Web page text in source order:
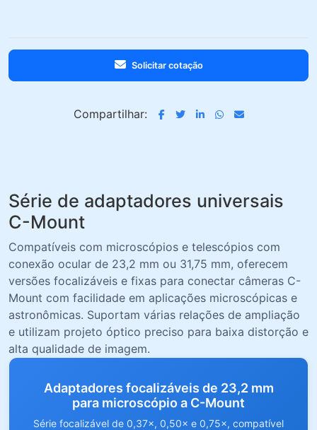
Solicitar cotação
Compartilhar:
Série de adaptadores universais
C-Mount
Compatíveis com microscópios e telescópios com
conexão ocular de 23,2 mm ou 31,75 mm, oferecem
versões focalizáveis e fixas para conectar câmeras C-
Mount com facilidade em aplicações microscópicas e
astronômicas. Suportam várias relações de ampliação
e utilizam projeto óptico preciso para baixa distorção e
alta qualidade de imagem.
Adaptadores focalizáveis de 23,2 mm
para microscópio a C-Mount
Série focalizável de 0,37×, 0,50× e 0,75×, compatível